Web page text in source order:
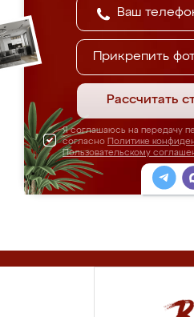
Прикрепить
Рассчитать
Я соглашаюсь на передачу
согласно Политике
Пользовательскому